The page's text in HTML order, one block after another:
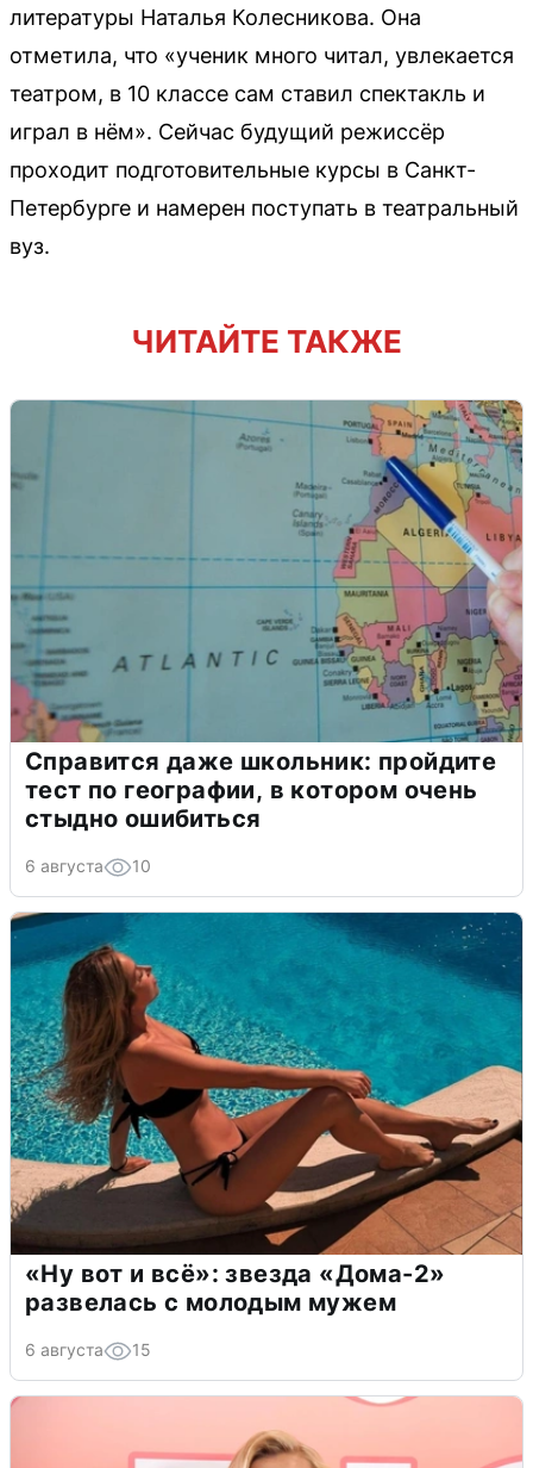
литературы Наталья Колесникова. Она
отметила, что «ученик много читал, увлекается
театром, в 10 классе сам ставил спектакль и
играл в нём». Сейчас будущий режиссёр
проходит подготовительные курсы в Санкт-
Петербурге и намерен поступать в театральный
вуз.
ЧИТАЙТЕ ТАКЖЕ
Справится даже школьник: пройдите
тест по географии, в котором очень
стыдно ошибиться
6 августа 10
«Ну вот и всё»: звезда «Дома-2»
развелась с молодым мужем
6 августа 15